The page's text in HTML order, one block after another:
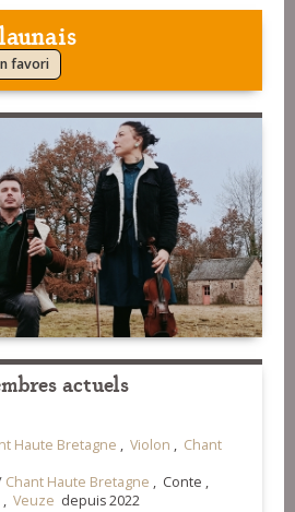
favori
actuels
Haute Bretagne , Violon , Chant
Chant Haute Bretagne , Conte ,
, Veuze depuis 2022